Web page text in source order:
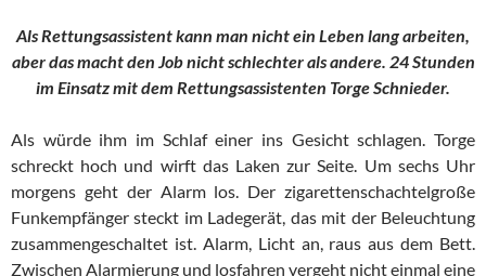
Als Rettungsassistent kann man nicht ein Leben lang arbeiten,
aber das macht den Job nicht schlechter als andere. 24 Stunden
im Einsatz mit dem Rettungsassistenten Torge Schnieder.
Als würde ihm im Schlaf einer ins Gesicht schlagen. Torge
schreckt hoch und wirft das Laken zur Seite. Um sechs Uhr
morgens geht der Alarm los. Der zigarettenschachtelgroße
Funkempfänger steckt im Ladegerät, das mit der Beleuchtung
zusammengeschaltet ist. Alarm, Licht an, raus aus dem Bett.
Zwischen Alarmierung und losfahren vergeht nicht einmal eine